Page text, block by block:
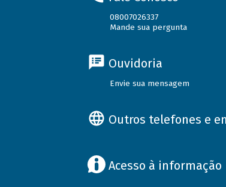
08007026337
Mande sua pergunta
Ouvidoria
Envie sua mensagem
Outros telefones e
Acesso à informação